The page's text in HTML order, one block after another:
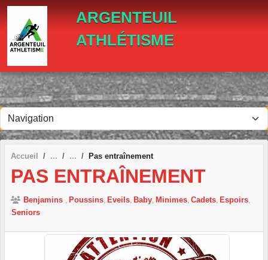
ARGENTEUIL
ATHLÉTISME
Accueil Pas entraînement
PAS ENTRAÎNEMENT
Benjamins Poussins Eveils Baby Minimes Cadets Espoirs
Seniors
Panneau de gestion des cookies